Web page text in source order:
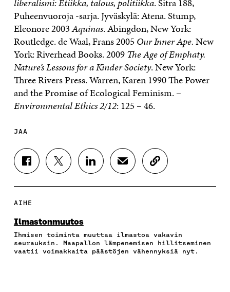
liberalismi: Etiikka, talous, politiikka. Sitra 188,
Puheenvuoroja -sarja. Jyväskylä: Atena. Stump,
Eleonore 2003Aquinas. Abingdon, New York:
Routledge. de Waal, Frans 2005Our Inner Ape.New
York: Riverhead Books. 2009The Age of Emphaty.
Nature’s Lessons for a Kinder Society. New York:
Three Rivers Press. Warren, Karen 1990 The Power
and the Promise of Ecological Feminism. –
Environmental Ethics 2/12: 125 – 46.
JAA
J
A
A
E
O
O
J
A
T
E
J
A
D
N
J
A
P
K
O
T
K
AIHE
Ilmastonmuutos
Ihmisen toiminta muuttaa ilmastoa vakavin
seurauksin. Maapallon lämpenemisen hillitseminen
vaatii voimakkaita päästöjen vähennyksiä nyt.